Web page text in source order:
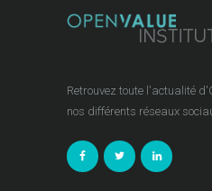
Retrouvez toute l'actualité
nos différents réseaux